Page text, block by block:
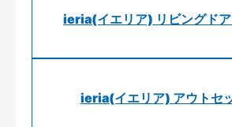
ieria(イエリア) リビングド
ieria(イエリア) アウトセ